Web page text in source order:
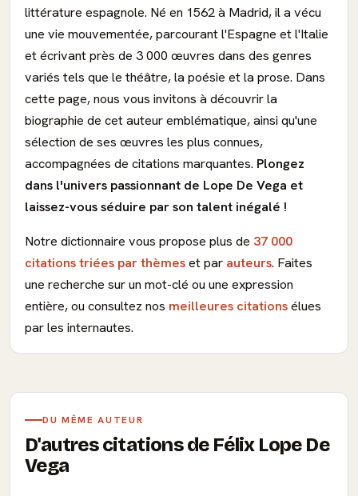
littérature espagnole. Né en 1562 à Madrid, il a vécu
une vie mouvementée, parcourant l'Espagne et l'Italie
et écrivant près de 3 000 œuvres dans des genres
variés tels que le théâtre, la poésie et la prose. Dans
cette page, nous vous invitons à découvrir la
biographie de cet auteur emblématique, ainsi qu'une
sélection de ses œuvres les plus connues,
accompagnées de citations marquantes. Plongez
dans l'univers passionnant de Lope De Vega et
laissez-vous séduire par son talent inégalé !
Notre dictionnaire vous propose plus de 37 000
citations triées par thèmeset par auteurs. Faites
une recherche sur un mot-clé ou une expression
entière, ou consultez nos meilleures citationsélues
par les internautes.
DU MÊME AUTEUR
D'autres citations de Félix Lope De
Vega